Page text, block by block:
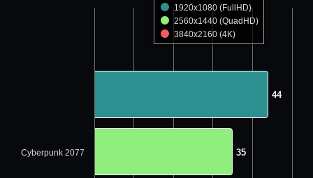
44
44
35
35
1920x1080 (FullHD)
2560x1440 (QuadHD)
3840x2160 (4K)
Cyberpunk 2077